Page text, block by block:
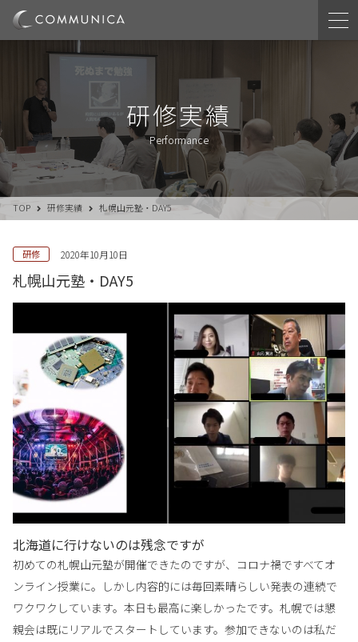
研修実績
Performance
TOP 研修実績 札幌山元塾・DAY5
研修 2020年10月10日
札幌山元塾・DAY5
北海道に行けないのは残念ですが
初めての札幌山元塾が開催できたのですが、コロナ禍ですべてオ
ンライン授業に。しかし内容的には毎回素晴らしい発表の連続で
ワクワクしています。本日も最高に楽しかったです。札幌では懇
親会は既にリアルでスタートしています。参加できないのは私だ